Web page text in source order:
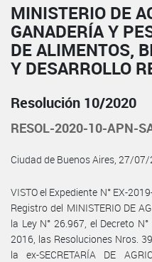
MINISTERIO DE
GANADERÍA Y
DE ALIMENTOS,
Y DESARROLLO
Resolución 10/2020
RESOL-2020-10-APN-
Ciudad de Buenos Aires, 27/
VISTO el Expediente N° EX-
Registro del MINISTERIO DE
la Ley N° 26.967, el Decreto
2016, las Resoluciones Nros.
la ex-SECRETARÍA DE